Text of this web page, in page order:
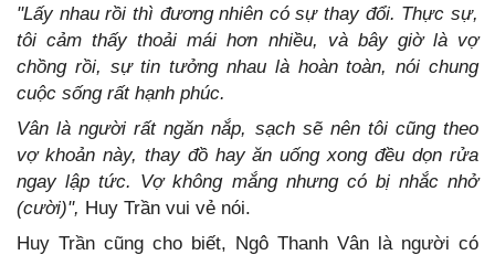
"Lấy nhau rồi thì đương nhiên có sự thay đổi. Thực sự,
tôi cảm thấy thoải mái hơn nhiều, và bây giờ là vợ
chồng rồi, sự tin tưởng nhau là hoàn toàn, nói chung
cuộc sống rất hạnh phúc.
Vân là người rất ngăn nắp, sạch sẽ nên tôi cũng theo
vợ khoản này, thay đồ hay ăn uống xong đều dọn rửa
ngay lập tức. Vợ không mắng nhưng có bị nhắc nhở
(cười)", Huy Trần vui vẻ nói.
Huy Trần cũng cho biết, Ngô Thanh Vân là người có